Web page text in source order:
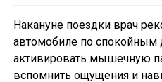
Накануне поездки врач
автомобиле по спокойным
активировать мышечную
вспомнить ощущения и